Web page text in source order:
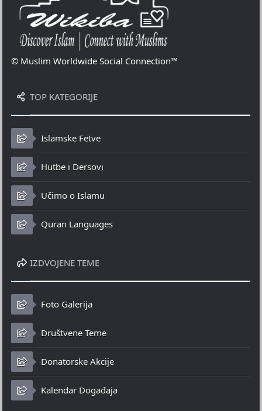
© Muslim Worldwide Social Connection™
TOP KATEGORIJE
Islamske Fetve
Hutbe i Dersovi
Učimo o Islamu
Quran Languages
IZDVOJENE TEME
Foto Galerija
Društvene Teme
Donatorske Akcije
Kalendar Događaja